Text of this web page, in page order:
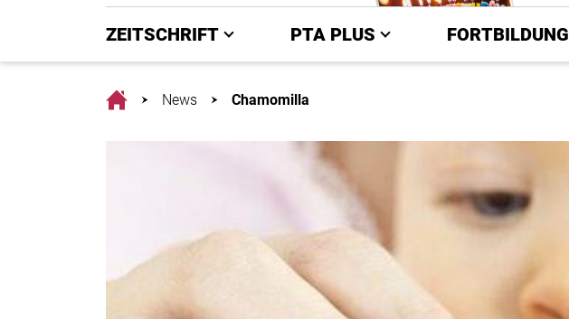
ZEITSCHRIFT PTA PLUS FORTBILDUNG
HomeNews Chamomilla